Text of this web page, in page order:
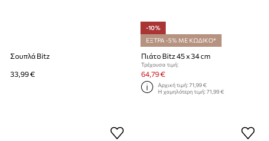
Σουπλά Bitz
33,99 €
-10%
ΕΞΤΡΑ -5% ΜΕ ΚΩΔΙΚΟ*
Πιάτο Bitz 45 x 34 cm
Τρέχουσα τιμή:
64,79 €
Αρχική τιμή:71,99 €
Η χαμηλότερη τιμή:71,99 €